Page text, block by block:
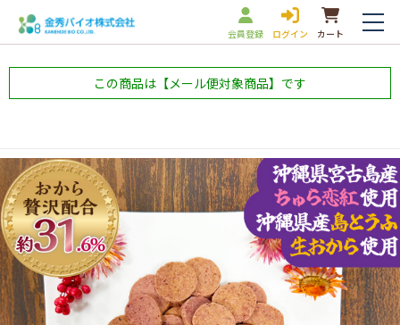
会員登録 ログイン カート
この商品は【メール便対象商品】です